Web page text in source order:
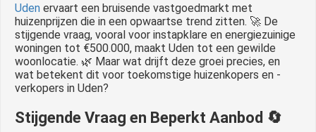
Uden ervaart een bruisende vastgoedmarkt met
huizenprijzen die in een opwaartse trend zitten. 🚀 De
stijgende vraag, vooral voor instapklare en energiezuinige
woningen tot €500.000, maakt Uden tot een gewilde
woonlocatie. 🌿 Maar wat drijft deze groei precies, en
wat betekent dit voor toekomstige huizenkopers en -
verkopers in Uden?
Stijgende Vraag en Beperkt Aanbod 🔄